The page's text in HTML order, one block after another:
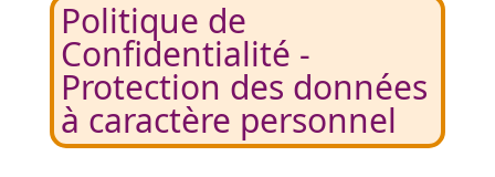
Politique de
Confidentialité -
Protection des données
à caractère personnel